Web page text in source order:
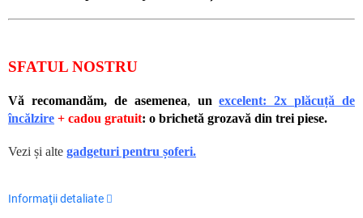
SFATUL NOSTRU
Vă recomandăm, de asemenea, un excelent: 2x plăcuță de
încălzire + cadou gratuit: o brichetă grozavă din trei piese.
Vezi și alte gadgeturi pentru șoferi.
Informaţii detaliate